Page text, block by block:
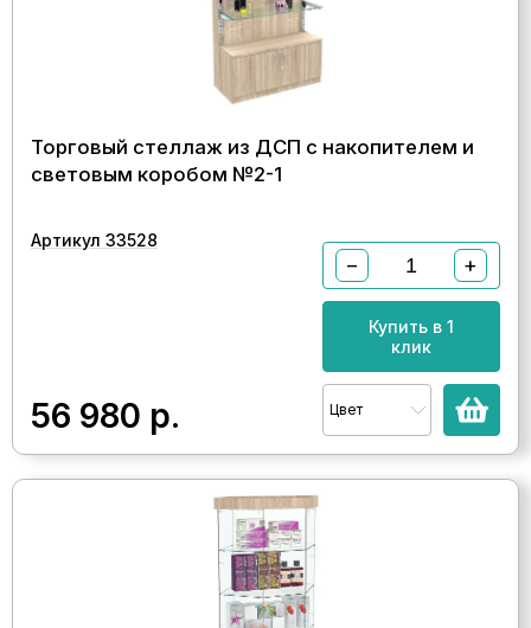
Торговый стеллаж из ДСП с накопителем и
световым коробом №2-1
Артикул 33528
56 980 р.
− +
Купить в 1
клик
Цвет